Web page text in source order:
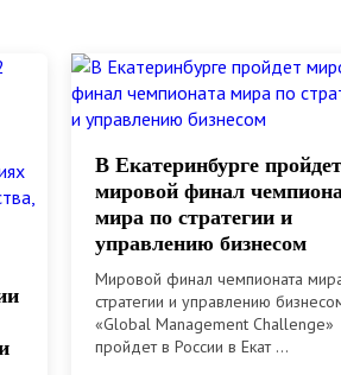
В Екатеринбурге пройдет
мировой финал
мира по стратегии и
управлению бизнесом
Мировой финал чемпионата
стратегии и управлению
«Global Management Challenge»
пройдет в России в Екат ...